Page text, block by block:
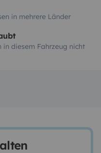
in mehrere Länder
in diesem Fahrzeug nicht